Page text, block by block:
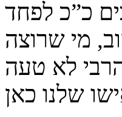
כ”כ לפחד
מי שרוצה
לא טעה